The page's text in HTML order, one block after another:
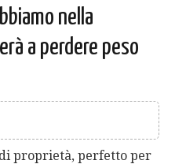
nella
a perdere peso
proprietà, perfetto per